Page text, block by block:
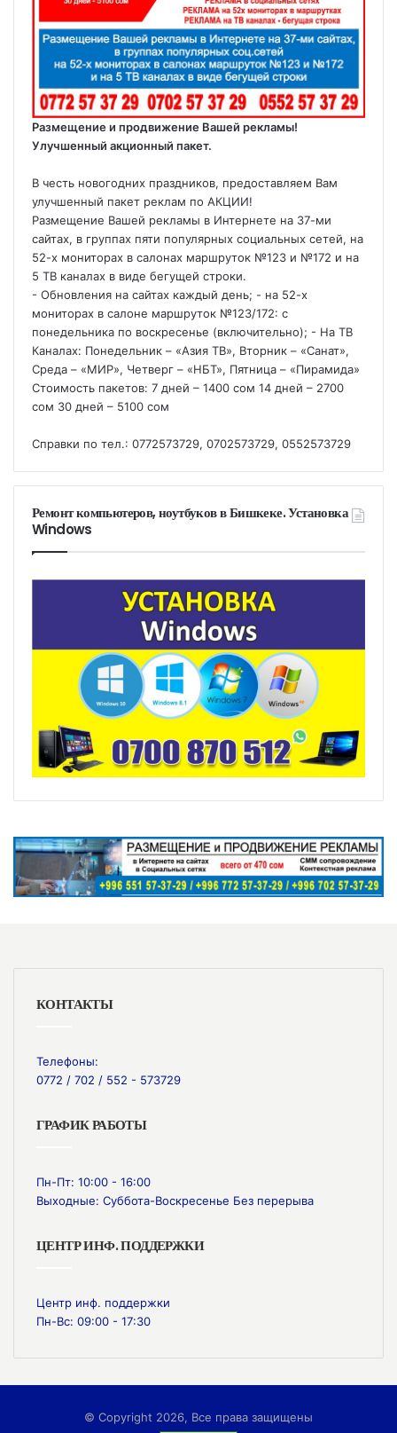
Размещение и продвижение Вашей рекламы!
Улучшенный акционный пакет.
В честь новогодних праздников, предоставляем Вам
улучшенный пакет реклам по АКЦИИ!
Размещение Вашей рекламы в Интернете на 37-ми
сайтах, в группах пяти популярных социальных сетей, на
52-х мониторах в салонах маршруток №123 и №172 и на
5 ТВ каналах в виде бегущей строки.
- Обновления на сайтах каждый день; - на 52-х
мониторах в салоне маршруток №123/172: с
понедельника по воскресенье (включительно); - На ТВ
Каналах: Понедельник – «Азия ТВ», Вторник – «Санат»,
Среда – «МИР», Четверг – «НБТ», Пятница – «Пирамида»
Стоимость пакетов: 7 дней – 1400 сом 14 дней – 2700
сом 30 дней – 5100 сом
Справки по тел.: 0772573729, 0702573729, 0552573729
Ремонт компьютеров, ноутбуков в Бишкеке. Установка
Windows
КОНТАКТЫ
Телефоны:
0772 / 702 / 552 - 573729
ГРАФИК РАБОТЫ
Пн-Пт: 10:00 - 16:00
Выходные: Суббота-Воскресенье Без перерыва
ЦЕНТР ИНФ. ПОДДЕРЖКИ
Центр инф. поддержки
Пн-Вс: 09:00 - 17:30
© Copyright 2026, Все права защищены